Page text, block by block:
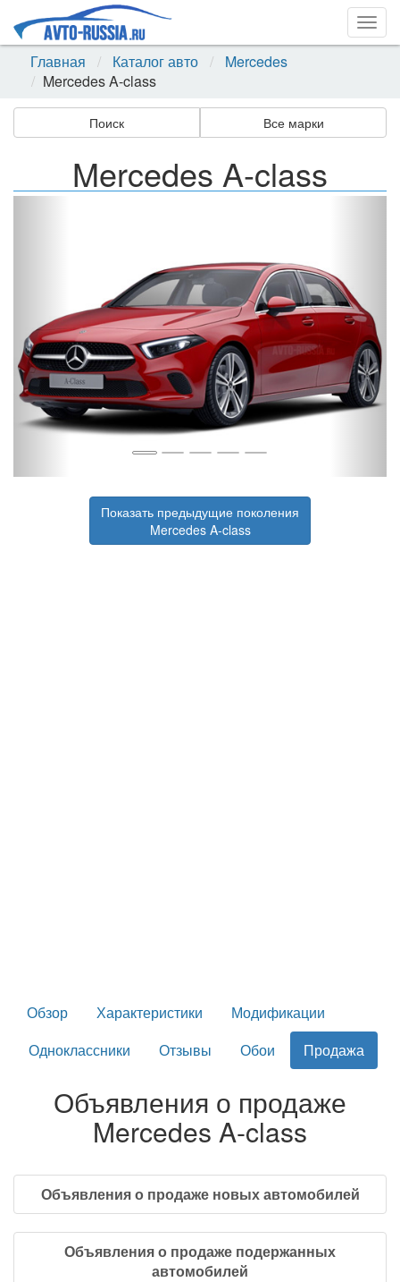
Главная
Каталог авто
Mercedes
Mercedes A-class
Поиск Все марки
Mercedes A-class
Показать предыдущие поколения
Mercedes A-class
Обзор Характеристики
Модификации
Одноклассники
Отзывы Обои Продажа
Объявления о продаже
Mercedes A-class
Объявления о продаже новых автомобилей
Объявления о продаже подержанных
автомобилей